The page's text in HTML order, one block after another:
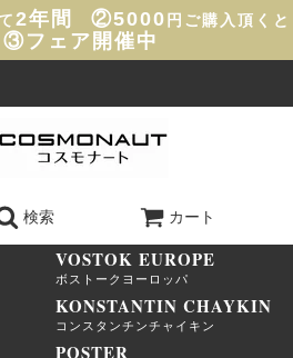
2年間 ②5000 円ご購入頂くと
③フェア開催中
検索 カート
VOSTOK EUROPE
ボストークヨーロッパ
KONSTANTIN CHAYKIN
コンスタンチンチャイキン
POSTER